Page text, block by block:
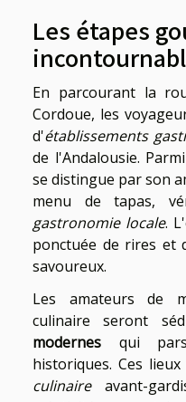
Les étapes
En parcourant la
Cordoue, les
d'établissements
de l'Andalousie.
se distingue par son
menu de tapas,
gastronomie locale.
ponctuée de rires et
savoureux.
Les amateurs de
culinaire seront
modernes qui
historiques. Ces
culinaireavant-